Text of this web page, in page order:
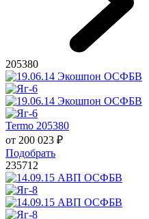
205380
Termo 205380
от 200 023 ₽
Подобрать
235712